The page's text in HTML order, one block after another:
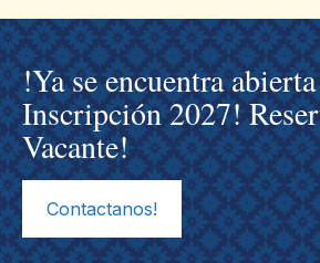
!Ya se encuentra
Inscripción 2027!
Vacante!
Contactanos!